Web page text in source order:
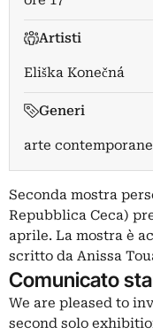
Artisti
Eliška Konečná
Generi
arte
Seconda mostra
Repubblica Ceca)
aprile. La mostra è
scritto da Anissa
Comunicato
We are pleased to
second solo